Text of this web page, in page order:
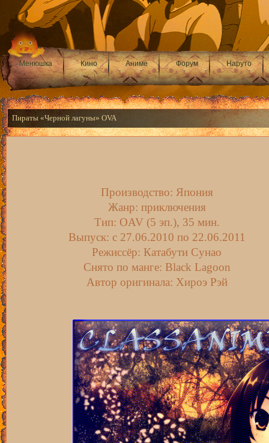
Менюшка Кино Аниме Форум Наруто
Пираты «Черной лагуны» OVA
Производство: Япония
Жанр: приключения
Тип: OAV (5 эп.), 35 мин.
Выпуск: c 27.06.2010 по 22.06.2011
Режиссёр: Катабути Сунао
Снято по манге: Black Lagoon
Автор оригинала: Хироэ Рэй